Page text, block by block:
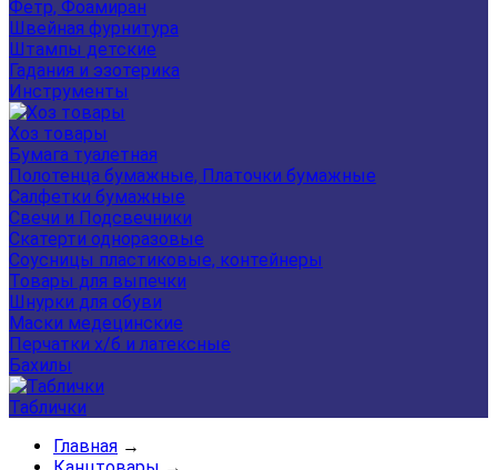
Фетр, Фоамиран
Швейная фурнитура
Штампы детские
Гадания и эзотерика
Инструменты
Хоз товары
Бумага туалетная
Полотенца бумажные, Платочки бумажные
Салфетки бумажные
Свечи и Подсвечники
Скатерти одноразовые
Соусницы пластиковые, контейнеры
Товары для выпечки
Шнурки для обуви
Маски медецинские
Перчатки х/б и латексные
Бахилы
Таблички
Главная →